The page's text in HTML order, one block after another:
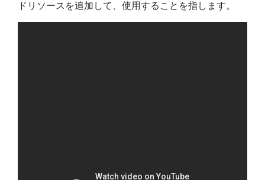
ドリソースを追加して、使用することを指します。